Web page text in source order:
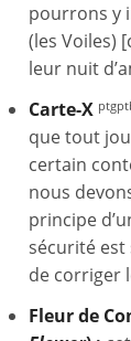
pourrons y
(les Voiles)
leur nuit
Carte-X
que tout
certain
nous
principe
sécurité
de corriger
Fleur de